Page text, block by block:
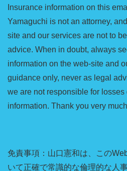
Insurance information on this
Yamaguchi is not an attorney,
site and our services are not to
advice. When in doubt, always
information on the web-site and
guidance only, never as legal
we are not responsible for losses
information. Thank you very
免責事項：山口憲和は、この
いて正確で常識的な倫理的な人